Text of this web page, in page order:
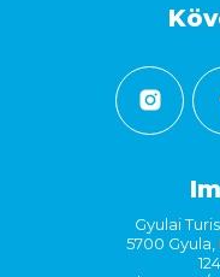
Gyulai
5700 Gyula,